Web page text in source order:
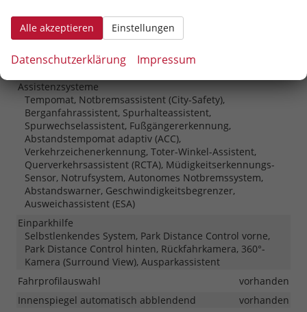
Sicherheit & Assistenz
Airbags
Airbag, Fenster-/Kopfairbags Vorne, Beifahrerairbag
abschaltbar, Seitenairbags Vorne, Beifahrerairbag
Assistenzsysteme
Tempomat, Notbremsassistent (City-Safety),
Berganfahrassistent, Spurhalteassistent,
Spurwechselassistent, Fußgängererkennung,
Abstandstempomat adaptiv (ACC),
Verkehrzeichenerkennung, Toter-Winkel-Assistent,
Querverkehrsassistent (RCTA), Müdigkeitserkennungs-
Sensor, Notrufsystem, Autonomes Notbremssystem,
Abstandswarner, Geschwindigkeitsbegrenzer,
Ausweichassistent (ESA)
Einparkhilfe
Selbstlenkendes System, Park Distance Control vorne,
Park Distance Control hinten, Rückfahrkamera, 360°-
Kamera (Surround View), Ausparkassistent
Fahrprofilauswahl
vorhanden
Innenspiegel automatisch abblendend
vorhanden
Alle akzeptieren Einstellungen
Datenschutzerklärung Impressum